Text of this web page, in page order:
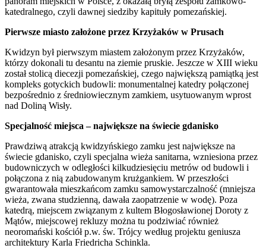
katedralnego, czyli dawnej siedziby kapituły pomezańskiej.
Pierwsze miasto założone przez Krzyżaków w Prusach
Kwidzyn był pierwszym miastem założonym przez Krzyżaków,
którzy dokonali tu desantu na ziemie pruskie. Jeszcze w XIII wieku
został stolicą diecezji pomezańskiej, czego największą pamiątką jest
kompleks gotyckich budowli: monumentalnej katedry połączonej
bezpośrednio z średniowiecznym zamkiem, usytuowanym wprost
nad Doliną Wisły.
Specjalność miejsca – największe na świecie gdanisko
Prawdziwą atrakcją kwidzyńskiego zamku jest największe na
świecie gdanisko, czyli specjalna wieża sanitarna, wzniesiona przez
budowniczych w odległości kilkudziesięciu metrów od budowli i
połączona z nią zabudowanym krużgankiem. W przeszłości
gwarantowała mieszkańcom zamku samowystarczalność (mniejsza
wieża, zwana studzienną, dawała zaopatrzenie w wodę). Poza
katedrą, miejscem związanym z kultem Błogosławionej Doroty z
Mątów, miejscowej rekluzy można tu podziwiać również
neoromański kościół p.w. św. Trójcy według projektu geniusza
architektury Karla Friedricha Schinkla.